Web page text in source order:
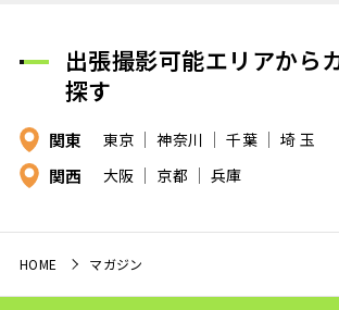
出張撮影可能エリアから
探す
関東 東京 神奈川 千葉 埼 玉
関西 大阪 京都 兵庫
HOME マガジン